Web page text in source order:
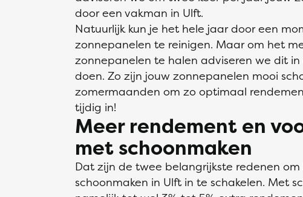
door een vakman in Ulft.
Natuurlijk kun je het hele jaar door een
zonnepanelen te reinigen. Maar om het
zonnepanelen te halen adviseren we dit
doen. Zo zijn jouw zonnepanelen mooi
zomermaanden om zo optimaal
tijdig in!
Meer rendement en
met schoonmaken
Dat zijn de twee belangrijkste redenen
schoonmaken in Ulft in te schakelen. Met